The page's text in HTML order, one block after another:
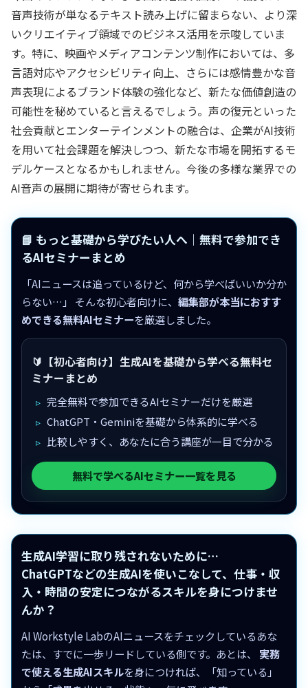
音声技術が単なるテキスト読み上げに留まらない、より深
いクリエイティブ領域でのビジネス活用を示唆していま
す。特に、映画やメディアコンテンツ制作においては、多
言語対応やアクセシビリティ向上、さらには感情豊かな音
声表現によるブランド体験の強化など、新たな価値創造の
可能性を秘めていると言えるでしょう。声の復元といった
社会貢献とエンターテインメントの融合は、企業がAI技術
を用いて社会課題を解決しつつ、新たな市場を開拓するモ
デルケースとなるかもしれません。今後の多様な業界での
AI音声の展開に期待が寄せられます。
📘 もっと基礎から学びたい人へ｜無料で参加でき
るAIセミナーまとめ
「AIニュースは追っているけど、何から学べばいいか分か
らない…」 そんな初心者向けに、 編集部が本当におすす
めできる無料AIセミナーを厳選しました。
🔰【初心者向け】生成AIを基礎から学べる無料セ
ミナーまとめ
完全無料で参加できるAIセミナーだけを厳選
ChatGPT・Geminiを基礎から体系的に学べる
比較しやすく、あなたに合う講座が一目で分かる
無料で学べるAIセミナー一覧を見る
生成AI学習に取り残されないために…
ChatGPTなどの生成AIを使いこなして、仕事・収
入・時間の安定につながるスキルを身につけませ
んか？
AI Workstyle LabのAIニュースをチェックしているあな
たは、すでに一歩リードしている側です。あとは、 実務
で使える生成AIスキルを身につければ、「知っている」